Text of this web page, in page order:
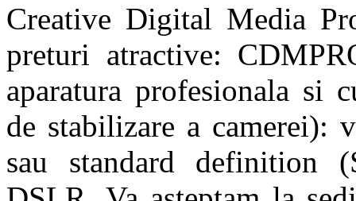
Creative Digital Media
preturi atractive:
aparatura profesionala si
de stabilizare a camerei):
sau standard definition